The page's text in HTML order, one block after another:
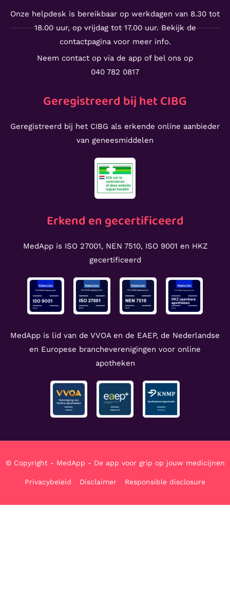
Onze helpdesk is bereikbaar op werkdagen van 8.30 tot
18.00 uur, op vrijdag tot 17.00 uur. Bekijk de
contactpagina voor meer info.
Neem contact op via de app of bel ons op
040 782 0817
Geregistreerd bij het CIBG
Geregistreerd bij het CIBG als erkende online aanbieder
van geneesmiddelen
Erkend en gecertificeerd
MedApp is ISO 27001, NEN 7510, ISO 9001 en HKZ
gecertificeerd
MedApp is lid van de VVOA en de EAEP, de Nederlandse
en Europese brancheverenigingen voor online
apotheken
© Copyright - MedApp - De app voor grip op jouw medicijnen
Privacybeleid Disclaimer Responsible disclosure